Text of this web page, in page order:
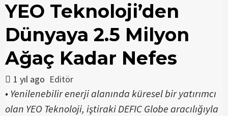
YEO Teknoloji’den
Dünyaya 2.5 Milyon
Ağaç Kadar Nefes
1 yıl ago Editör
• Yenilenebilir enerji alanında küresel bir yatırımcı
olan YEO Teknoloji, iştiraki DEFIC Globe aracılığıyla